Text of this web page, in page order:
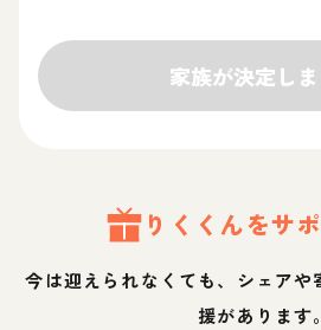
家族が決定し
りく くんをサ
今は迎えられなくても、シェアや
援があります。